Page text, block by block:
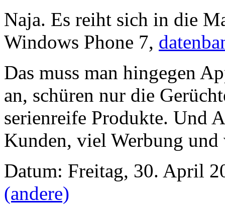
Naja. Es reiht sich in die
Windows Phone 7,
Das muss man hingegen
an, schüren nur die
serienreife Produkte. Und
Kunden, viel Werbung
Datum: Freitag, 30. April
(andere)